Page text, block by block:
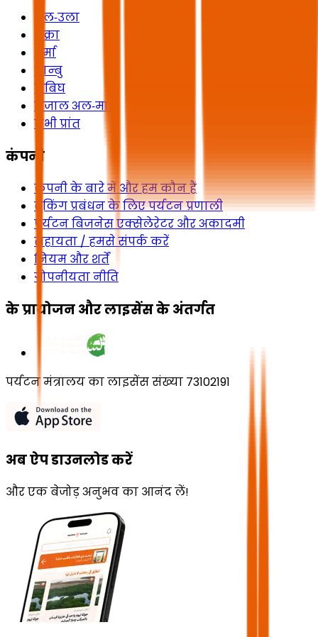
अल‑उला
शक्रा
धुर्मा
यान्बु
राबिघ
रिजाल अल‑माऽ
सभी प्रांत
कंपनी
कंपनी के बारे में और हम कौन हैं
बुकिंग प्रबंधन के लिए पर्यटन प्रणाली
पर्यटन बिजनेस एक्सेलेरेटर और अकादमी
सहायता / हमसे संपर्क करें
नियम और शर्तें
गोपनीयता नीति
के प्रायोजन और लाइसेंस के अंतर्गत
पर्यटन मंत्रालय का लाइसेंस संख्या 73102191
अब ऐप डाउनलोड करें
और एक बेजोड़ अनुभव का आनंद लें!